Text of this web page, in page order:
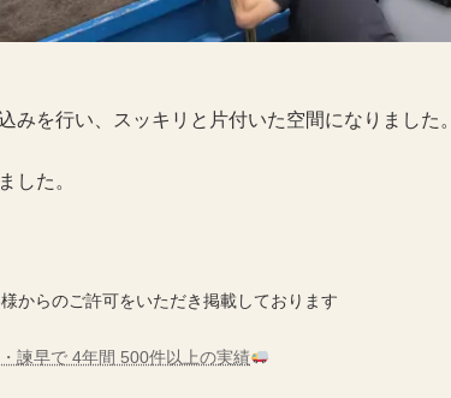
を行い、スッキリと片付いた空間になりました。
した。
からのご許可をいただき掲載しております
諫早で 4年間 500件以上の実績